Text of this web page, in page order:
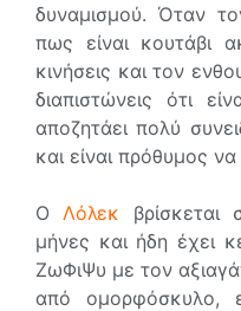
δυναμισμού. Όταν
πως είναι κουτάβι
κινήσεις και τον
διαπιστώνεις ότι
αποζητάει πολύ
και είναι πρόθυμος
Ο Λόλεκ βρίσκεται
μήνες και ήδη έχει
ΖωΦιΨυ με τον
από ομορφόσκυλο,